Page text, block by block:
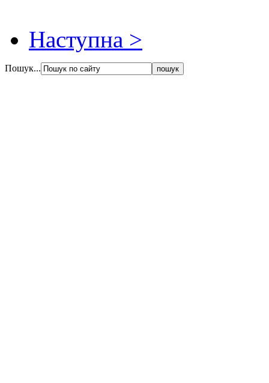
Наступна >
Пошук...